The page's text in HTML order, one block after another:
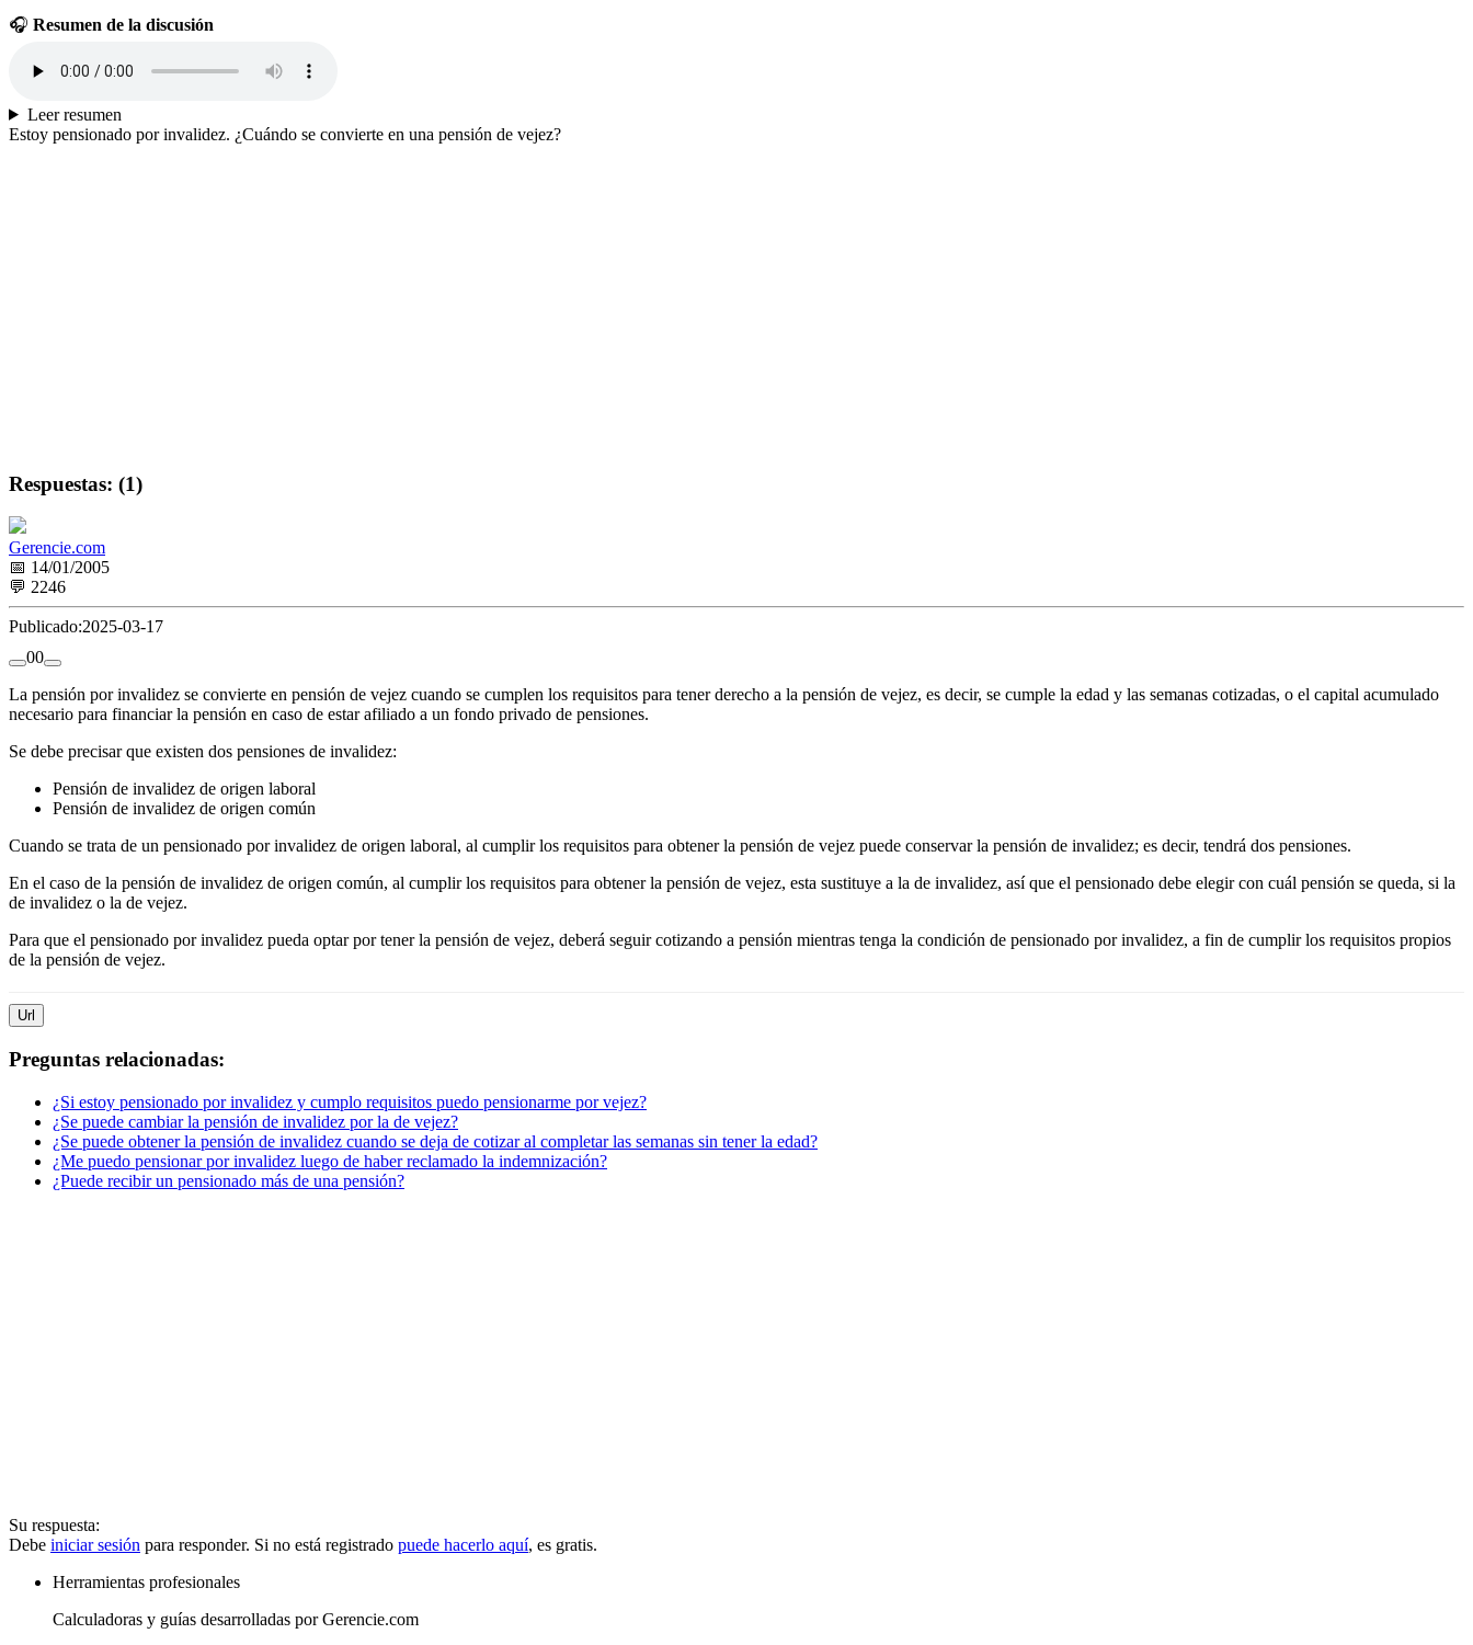
🎧 Resumen de la discusión
Leer resumen
Estoy pensionado por invalidez. ¿Cuándo se convierte en una pensión de vejez?
Respuestas: (1)
Gerencie.com
📅 14/01/2005
💬 2246
Publicado:2025-03-17
00
La pensión por invalidez se convierte en pensión de vejez cuando se cumplen los requisitos para tener derecho a la pensión de vejez, es decir, se cumple la edad y las semanas cotizadas, o el capital acumulado
necesario para financiar la pensión en caso de estar afiliado a un fondo privado de pensiones.
Se debe precisar que existen dos pensiones de invalidez:
Pensión de invalidez de origen laboral
Pensión de invalidez de origen común
Cuando se trata de un pensionado por invalidez de origen laboral, al cumplir los requisitos para obtener la pensión de vejez puede conservar la pensión de invalidez; es decir, tendrá dos pensiones.
En el caso de la pensión de invalidez de origen común, al cumplir los requisitos para obtener la pensión de vejez, esta sustituye a la de invalidez, así que el pensionado debe elegir con cuál pensión se queda, si la
de invalidez o la de vejez.
Para que el pensionado por invalidez pueda optar por tener la pensión de vejez, deberá seguir cotizando a pensión mientras tenga la condición de pensionado por invalidez, a fin de cumplir los requisitos propios
de la pensión de vejez.
Url
Preguntas relacionadas:
¿Si estoy pensionado por invalidez y cumplo requisitos puedo pensionarme por vejez?
¿Se puede cambiar la pensión de invalidez por la de vejez?
¿Se puede obtener la pensión de invalidez cuando se deja de cotizar al completar las semanas sin tener la edad?
¿Me puedo pensionar por invalidez luego de haber reclamado la indemnización?
¿Puede recibir un pensionado más de una pensión?
Su respuesta:
Debe iniciar sesión para responder. Si no está registrado puede hacerlo aquí, es gratis.
Herramientas profesionales
Calculadoras y guías desarrolladas por Gerencie.com